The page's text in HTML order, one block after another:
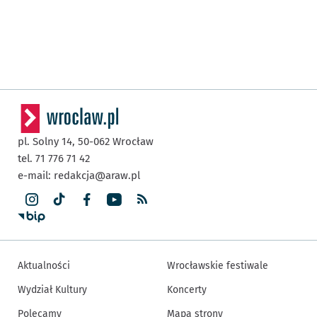
pl. Solny 14, 50-062 Wrocław
tel. 71 776 71 42
e-mail: redakcja@araw.pl
Aktualności
Wydział Kultury
Polecamy
Wrocławskie festiwale
Koncerty
Mapa strony